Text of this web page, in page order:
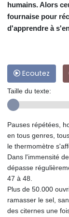
humains. Alors
fournaise pour
d'apprendre à
Ecoutez
Taille du texte:
Pauses répétées,
en tous genres,
le thermomètre
Dans l'immensité
dépasse
47 à 48.
Plus de 50.000
ramasser le sel,
des citernes une